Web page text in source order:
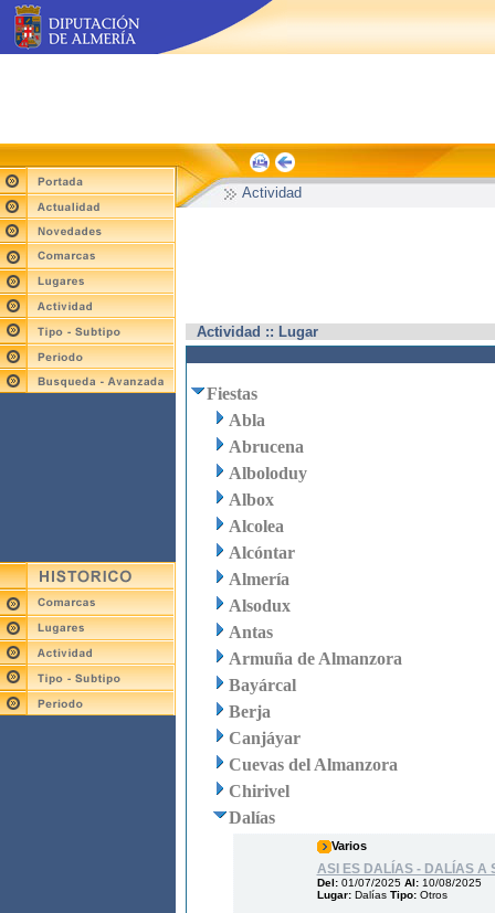
Actividad
Actividad :: Lugar
Fiestas
Abla
Abrucena
Alboloduy
Albox
Alcolea
Alcóntar
Almería
Alsodux
Antas
Armuña de Almanzora
Bayárcal
Berja
Canjáyar
Cuevas del Almanzora
Chirivel
Dalías
Varios
ASI ES DALÍAS - DALÍAS A
Del: 01/07/2025 Al: 10/08/2025
Lugar: DalíasTipo: Otros